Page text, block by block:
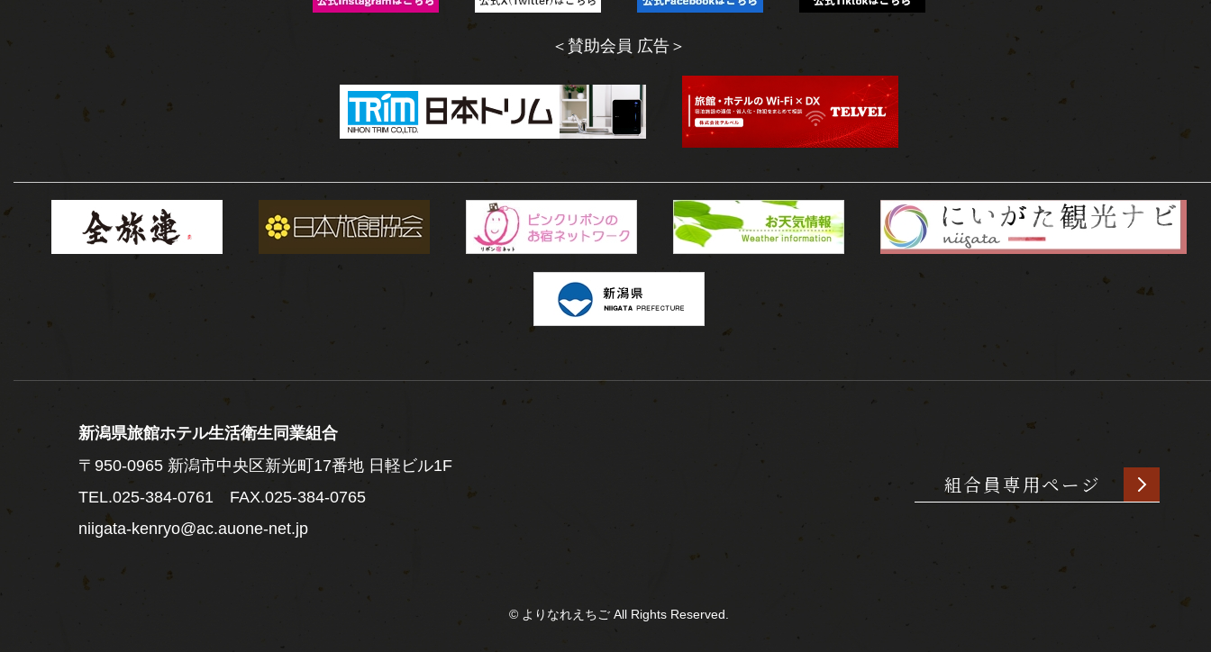
＜賛助会員 広告＞
新潟県旅館ホテル生活衛生同業組合
〒950-0965 新潟市中央区新光町17番地 日軽ビル1F
TEL.025-384-0761 FAX.025-384-0765
niigata-kenryo@ac.auone-net.jp
組合員専用ページ
© よりなれえちご All Rights Reserved.